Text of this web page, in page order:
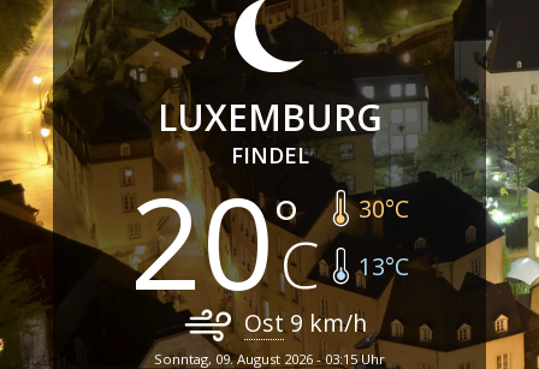
LUXEMBURG
FINDEL
20 30°C
13°C
Ost9 km/h
Sonntag, 09. August 2026 - 03:15 Uhr